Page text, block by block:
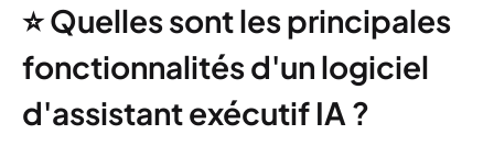
⭐ Quelles sont les principales
fonctionnalités d'un logiciel
d'assistant exécutif IA ?